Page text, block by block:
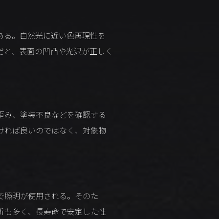
。自然光に近い色再現性を
、表面の凹凸や光沢が正しく
、塗装不良などを確認する
れば良いのではなく、対象物
明が使用される。そのた
多く、長寿命で安定した性